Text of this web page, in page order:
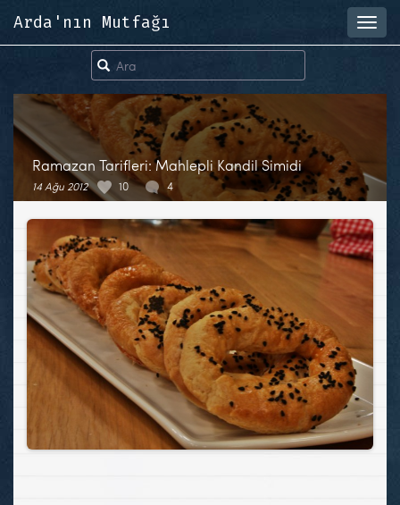
Arda'nın Mutfağı
Ramazan Tarifleri: Mahlepli Kandil Simidi
14 Ağu 2012 10 4